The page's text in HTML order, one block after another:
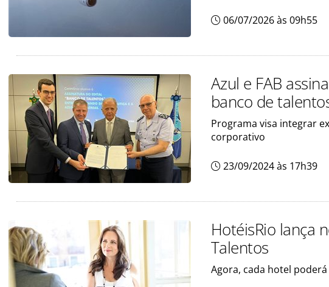
06/07/2026 às 09h55
Azul e FAB
banco de
Programa visa integrar
corporativo
23/09/2024 às 17h39
HotéisRio lança
Talentos
Agora, cada hotel